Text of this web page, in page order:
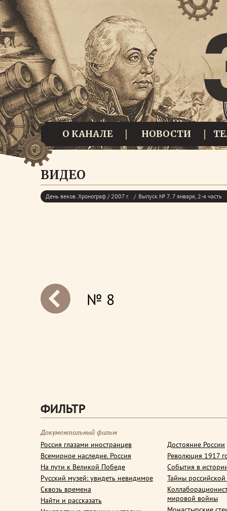
О КАНАЛЕ НОВОСТИ
ВИДЕО
День веков. Хронограф / 2007 г. Выпуск № 7. 7 января, 2-я часть
№ 8
ФИЛЬТР
Документальный фильм
Россия глазами иностранцев
Всемирное наследие. Россия
На пути к Великой Победе
Русский музей: увидеть невидимое
Сквозь времена
Найти и рассказать
Достояние России
Революция 1917
События в
Тайны
мировой войны